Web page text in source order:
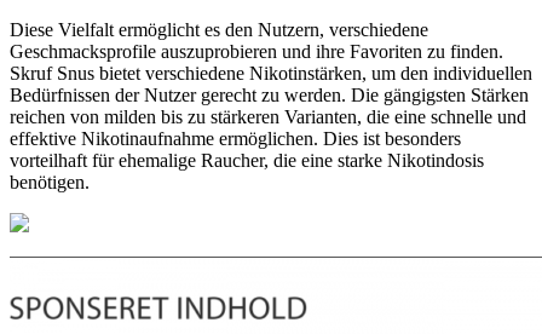
Diese Vielfalt ermöglicht es den Nutzern, verschiedene
Geschmacksprofile auszuprobieren und ihre Favoriten zu finden.
Skruf Snus bietet verschiedene Nikotinstärken, um den individuellen
Bedürfnissen der Nutzer gerecht zu werden. Die gängigsten Stärken
reichen von milden bis zu stärkeren Varianten, die eine schnelle und
effektive Nikotinaufnahme ermöglichen. Dies ist besonders
vorteilhaft für ehemalige Raucher, die eine starke Nikotindosis
benötigen.